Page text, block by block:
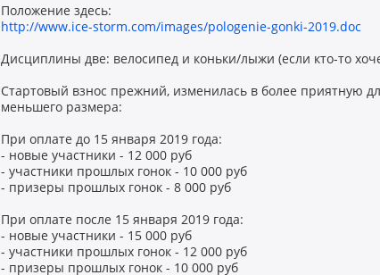
Положение здесь:
http://www.ice-storm.com/images/pologenie-gonki-2019.doc
Дисциплины две: велосипед и коньки/лыжи (если кто-то
Стартовый взнос прежний, изменилась в более приятную
меньшего размера:
При оплате до 15 января 2019 года:
- новые участники - 12 000 руб
- участники прошлых гонок - 10 000 руб
- призеры прошлых гонок - 8 000 руб
При оплате после 15 января 2019 года:
- новые участники - 15 000 руб
- участники прошлых гонок - 12 000 руб
- призеры прошлых гонок - 10 000 руб